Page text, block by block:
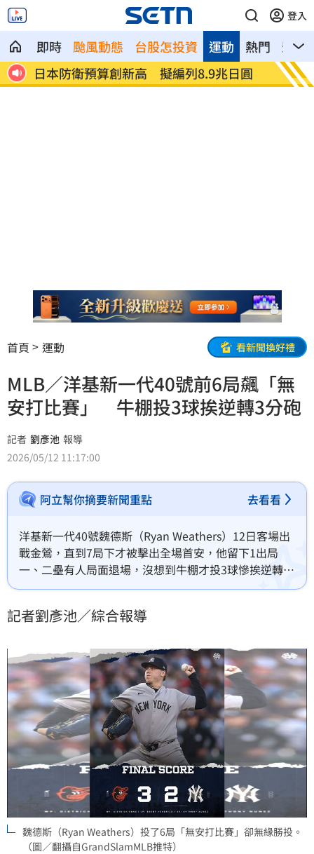
登入
即時 颱風動態 台股怎投資 熱門 影音
運動
翰霖苦茶油苯駢芘不合格 新北：已下架 白海
首頁 運動 看新聞換好禮
MLB／洋基新一代40號前6局飆「無
安打比賽」 牛棚投3球挨逆轉3分砲
記者 劉彥池 報導
2026/05/12 11:17:00
阿立幫你摘要新聞重點 去看看
洋基新一代40號魏德斯（Ryan Weathers）12日客場出
戰金鶯，直到7局下才被擊出全場首安，他留下1出局
一、二壘有人局面退場，沒想到牛棚才投3球慘挨逆轉比
數3分砲，魏德斯在休息區看隊友搞掉他本季第3勝，洋
記者劉彥池／綜合報導
魏德斯（Ryan Weathers）投了6局「無安打比賽」卻無緣勝投。
（圖／翻攝自GrandSlamMLB推特）